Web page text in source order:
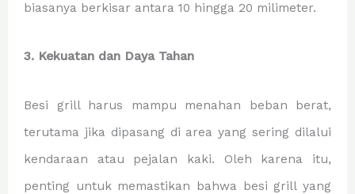
biasanya berkisar antara 10 hingga 20 milimeter.
3. Kekuatan dan Daya Tahan
Besi grill harus mampu menahan beban berat,
terutama jika dipasang di area yang sering dilalui
kendaraan atau pejalan kaki. Oleh karena itu,
penting untuk memastikan bahwa besi grill yang